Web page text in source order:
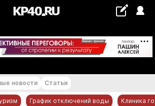
+24...+25 °С
новости Статьи
График отключений воды Клиника